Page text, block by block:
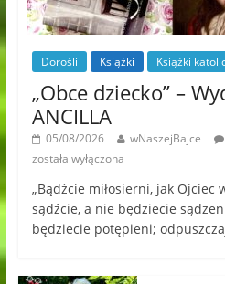
Dorośli Książki Książki
„Obce dziecko” –
ANCILLA
05/08/2026 wNaszejBajce
została wyłączona
„Bądźcie miłosierni, jak Ojciec
sądźcie, a nie będziecie
będziecie potępieni;